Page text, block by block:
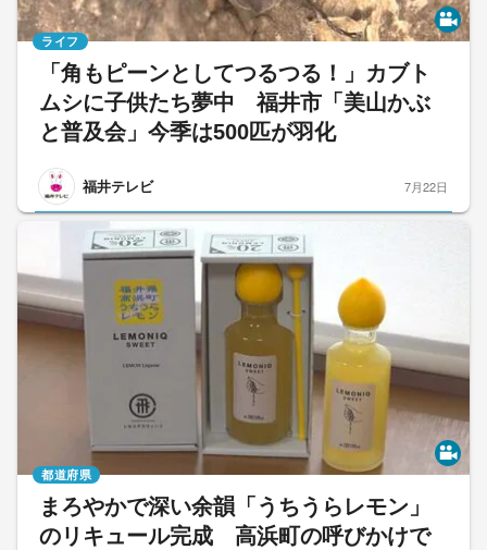
「角もピーンとしてつるつる！」カブト
ムシに子供たち夢中 福井市「美山かぶ
と普及会」今季は500匹が羽化
福井テレビ
ライフ
7月22日
まろやかで深い余韻「うちうらレモン」
のリキュール完成 高浜町の呼びかけで
都道府県